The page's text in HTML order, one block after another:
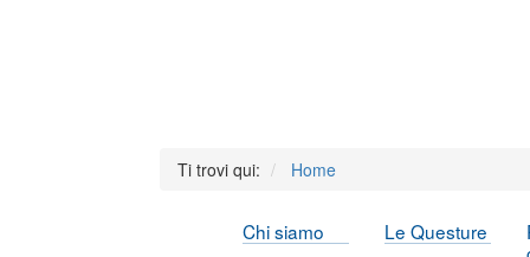
Ti trovi qui: Home
Chi siamo Le Questure